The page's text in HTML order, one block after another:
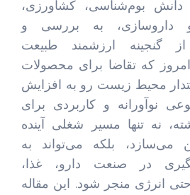
دانش بوم‌شناسی، کشاورزی،
داروسازی، به بررسی و
از گنجینه ارزشمند طبیعت
امروز که تقاضا برای محصولات
محیط زیست رو به افزایش
نوآورانه و کاربردی برای
نه تنها مسیر شغلی آینده
بلکه می‌تواند به
در صنعت دارو، غذا،
انرژی منجر شود. این مقاله